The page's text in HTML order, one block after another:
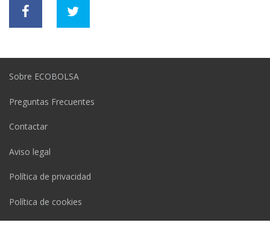
Sobre ECOBOLSA
Preguntas Frecuentes
Contactar
Aviso legal
Política de privacidad
Política de cookies